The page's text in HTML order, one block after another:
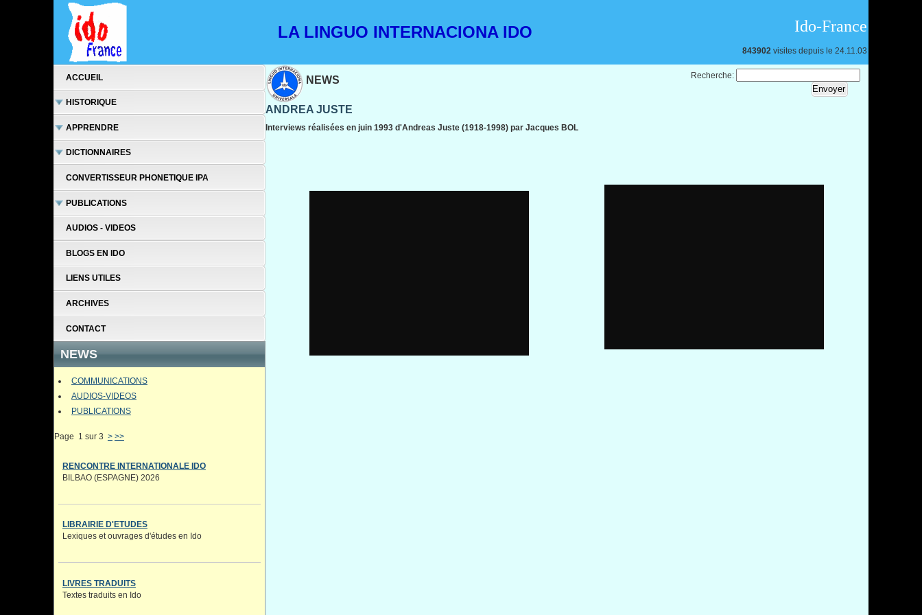
LA LINGUO INTERNACIONA IDO Ido-France
843902 visites depuis le 24.11.03
Recherche:
ACCUEIL
HISTORIQUE
APPRENDRE
DICTIONNAIRES
CONVERTISSEUR PHONETIQUE IPA
PUBLICATIONS
AUDIOS - VIDEOS
BLOGS EN IDO
LIENS UTILES
ARCHIVES
CONTACT
NEWS
COMMUNICATIONS
AUDIOS-VIDEOS
PUBLICATIONS
Page 1 sur 3 > >>
RENCONTRE INTERNATIONALE IDO
BILBAO (ESPAGNE) 2026
LIBRAIRIE D'ETUDES
Lexiques et ouvrages d'études en Ido
LIVRES TRADUITS
Textes traduits en Ido
NEWS
ANDREA JUSTE
Interviews réalisées en juin 1993 d'Andreas Juste (1918-1998) par Jacques BOL